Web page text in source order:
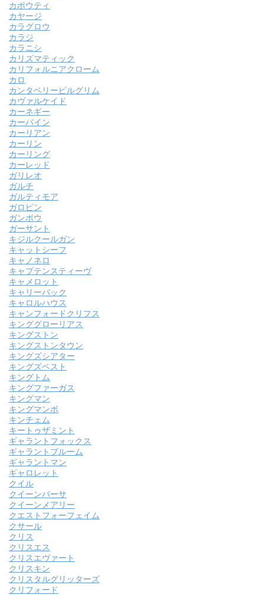
カポウティ
カヤージ
カラグロウ
カラジ
カラニシ
カリズマティック
カリフォルニアクローム
カロ
カンタベリーピルグリム
カヴァルケイド
カーネギー
カーバイン
カーリアン
カーリン
カーリング
カーレッド
ガリレオ
ガルチ
ガルティモア
ガロピン
ガンボウ
ガーサント
キジルクールガン
キャットシーフ
キャノネロ
キャプテンスティーヴ
キャメロット
キャリーバック
キャロルハウス
キャンフォードクリフス
キンググローリアス
キングストン
キングストンタウン
キングズシアター
キングズベスト
キングトム
キングファーガス
キングマン
キングマンボ
キンチェム
キートゥザミント
ギャラントフォックス
ギャラントブルーム
ギャラントマン
ギャロレット
クイル
クイーンバーサ
クイーンメアリー
クエストフォーフェイム
クサール
クリス
クリスエス
クリスエヴァート
クリスキン
クリスタルグリッターズ
クリフォード